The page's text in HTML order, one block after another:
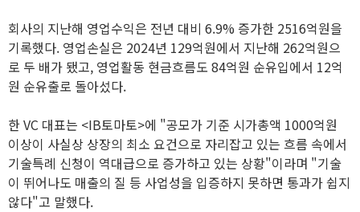
회사의 지난해 영업수익은 전년 대비 6.9% 증가한 2516억원을
기록했다. 영업손실은 2024년 129억원에서 지난해 262억원으
로 두 배가 됐고, 영업활동 현금흐름도 84억원 순유입에서 12억
원 순유출로 돌아섰다.
한 VC 대표는 <IB토마토>에 "공모가 기준 시가총액 1000억원
이상이 사실상 상장의 최소 요건으로 자리잡고 있는 흐름 속에서
기술특례 신청이 역대급으로 증가하고 있는 상황"이라며 "기술
이 뛰어나도 매출의 질 등 사업성을 입증하지 못하면 통과가 쉽지
않다"고 말했다.